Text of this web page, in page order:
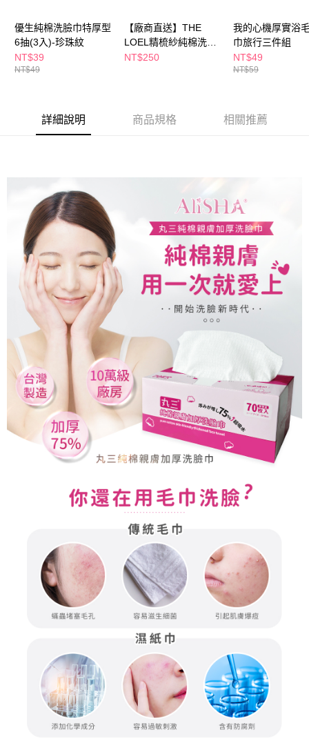
時審查核予不同之上限額度；若仍有額度不足之情形，本公司將視審查結果
請求用戶進行身份認證。
５．嚴禁一人註冊多個帳號或使用他人資訊註冊。若發現惡意使用之情形，
恩沛科技股份有限公司將有權停止該用戶之使用額度並採取法律行動。
優生純棉洗臉巾特厚型
6抽(3入)-珍珠紋
NT$39
NT$49
【廠商直送】THE
LOEL精梳紗純棉洗臉
巾-藍/白/粉-款式隨機
NT$250
我的心機厚實浴
巾旅行三件組
NT$49
NT$59
詳細說明 商品規格 相關推薦